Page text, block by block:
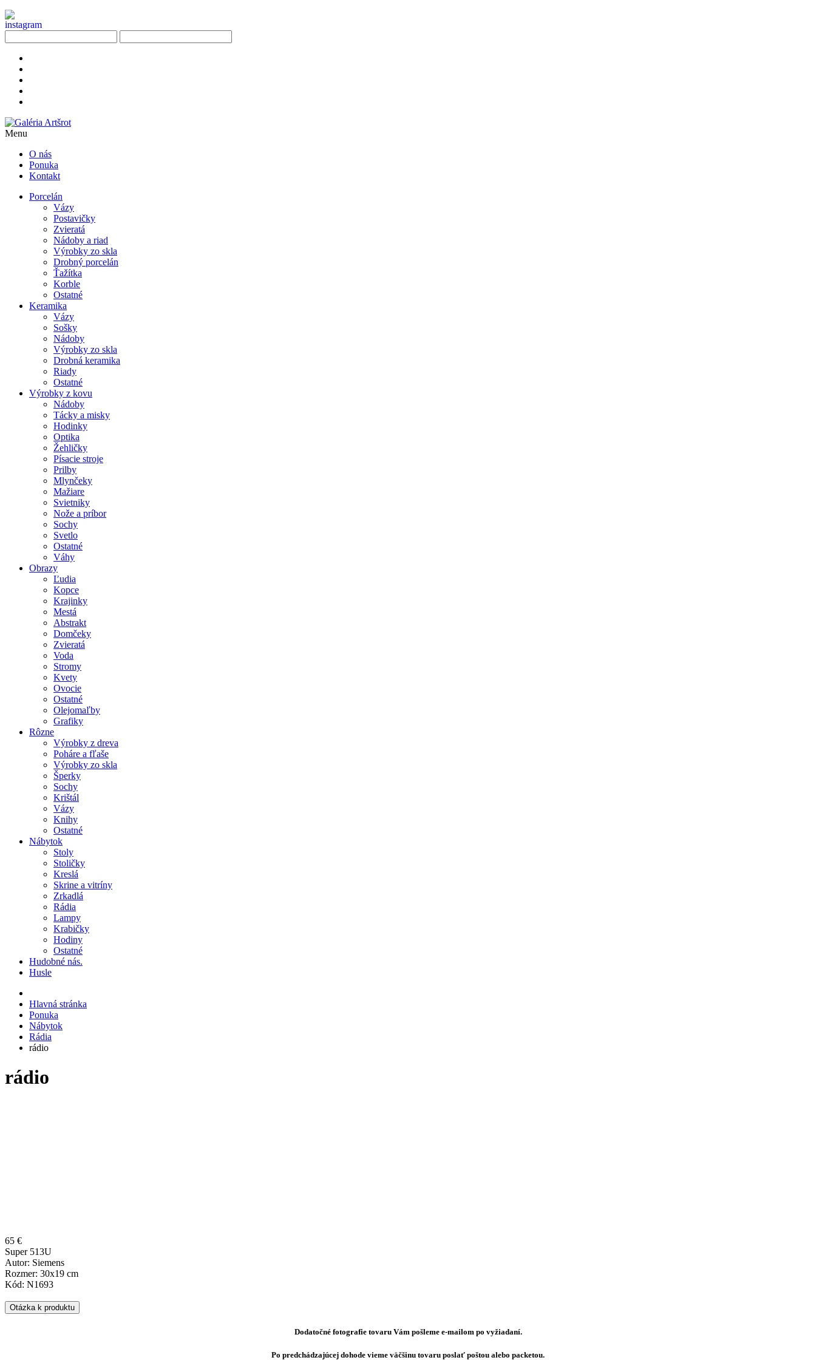
Menu
O nás
Ponuka
Kontakt
Porcelán
Vázy
Postavičky
Zvieratá
Nádoby a riad
Výrobky zo skla
Drobný porcelán
Ťažítka
Korble
Ostatné
Keramika
Vázy
Sošky
Nádoby
Výrobky zo skla
Drobná keramika
Riady
Ostatné
Výrobky z kovu
Nádoby
Tácky a misky
Hodinky
Optika
Žehličky
Písacie stroje
Prilby
Mlynčeky
Mažiare
Svietniky
Nože a príbor
Sochy
Svetlo
Ostatné
Váhy
Obrazy
Ľudia
Kopce
Krajinky
Mestá
Abstrakt
Domčeky
Zvieratá
Voda
Stromy
Kvety
Ovocie
Ostatné
Olejomaľby
Grafiky
Rôzne
Výrobky z dreva
Poháre a fľaše
Výrobky zo skla
Šperky
Sochy
Krištál
Vázy
Knihy
Ostatné
Nábytok
Stoly
Stoličky
Kreslá
Skrine a vitríny
Zrkadlá
Rádia
Lampy
Krabičky
Hodiny
Ostatné
Hudobné nás.
Husle
Hlavná stránka
Ponuka
Nábytok
Rádia
rádio
rádio
65 €
Super 513U
Autor: Siemens
Rozmer: 30x19 cm
Kód: N1693
Otázka k produktu
Dodatočné fotografie tovaru Vám pošleme e-mailom po vyžiadaní.
Po predchádzajúcej dohode vieme väčšinu tovaru poslať poštou alebo packetou.